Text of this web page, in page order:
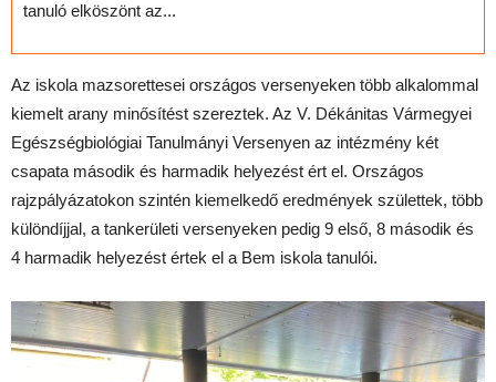
tanuló elköszönt az...
Az iskola mazsorettesei országos versenyeken több alkalommal
kiemelt arany minősítést szereztek. Az V. Dékánitas Vármegyei
Egészségbiológiai Tanulmányi Versenyen az intézmény két
csapata második és harmadik helyezést ért el. Országos
rajzpályázatokon szintén kiemelkedő eredmények születtek, több
különdíjjal, a tankerületi versenyeken pedig 9 első, 8 második és
4 harmadik helyezést értek el a Bem iskola tanulói.